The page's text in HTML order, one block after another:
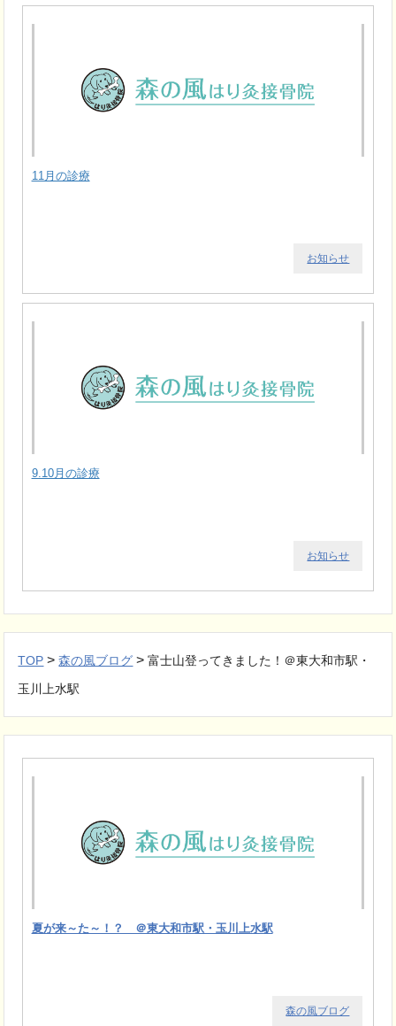
11月の診療
お知らせ
9.10月の診療
お知らせ
TOP >森の風ブログ >富士山登ってきました！＠東大和市駅・
玉川上水駅
夏が来～た～！？ ＠東大和市駅・玉川上水駅
森の風ブログ